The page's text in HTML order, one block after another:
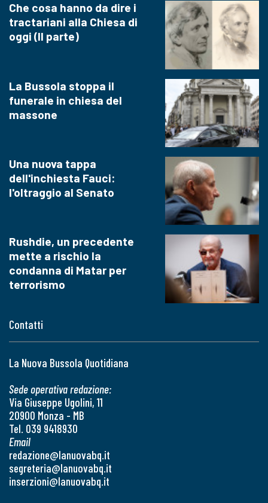
Contatti
La Nuova Bussola Quotidiana
Sede operativa redazione:
Via Giuseppe Ugolini, 11
20900 Monza - MB
Tel. 039 9418930
Email
redazione@lanuovabq.it
segreteria@lanuovabq.it
inserzioni@lanuovabq.it
Che cosa hanno da dire i
tractariani alla Chiesa di
oggi (II parte)
La Bussola stoppa il
funerale in chiesa del
massone
Una nuova tappa
dell'inchiesta Fauci:
l'oltraggio al Senato
Rushdie, un precedente
mette a rischio la
condanna di Matar per
terrorismo